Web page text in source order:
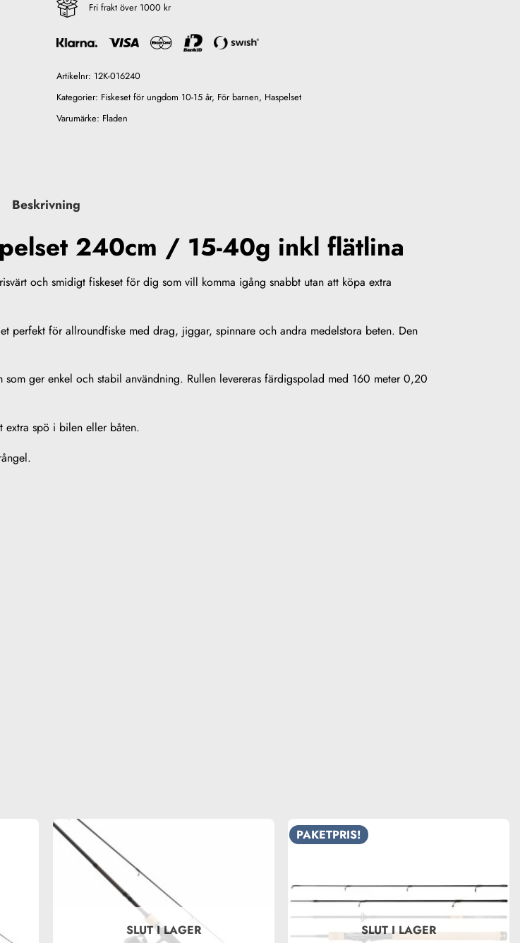
Fri frakt över 1000 kr
Artikelnr: 12K-016240
Kategorier: Fiskeset för ungdom 10-15 år, För barnen, Haspelset
Varumärke: Fladen
Beskrivning
240cm / 15-40g inkl flätlina
och smidigt fiskeset för dig som vill komma igång snabbt utan att köpa extra
för allroundfiske med drag, jiggar, spinnare och andra medelstora beten. Den
ger enkel och stabil användning. Rullen levereras färdigspolad med 160 meter 0,20
extra spö i bilen eller båten.
SLUT I LAGER
PAKETPRIS!
SLUT I LAGER